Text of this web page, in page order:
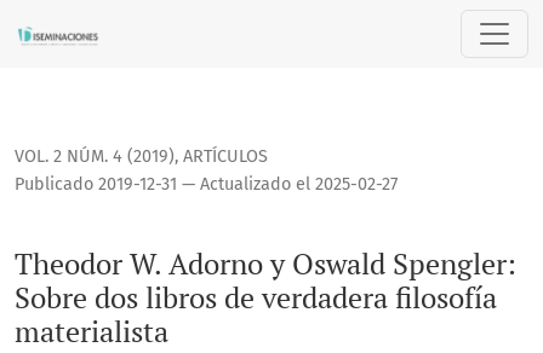
Theodor W. Adorno y Oswald Spengler: Sobre dos libros
VOL. 2 NÚM. 4 (2019), ARTÍCULOS
Theodor W. Adorno y Oswald Spengler:
Sobre dos libros de verdadera filosofía
materialista
Publicado 2019-12-31 — Actualizado el 2025-02-27